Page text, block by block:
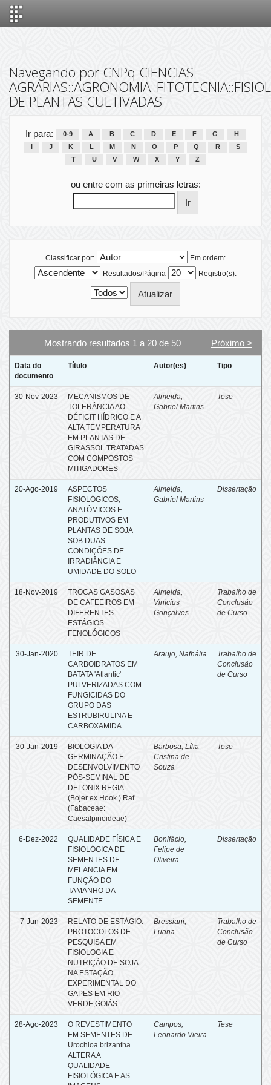
Navegando por CNPq CIENCIAS
DE PLANTAS CULTIVADAS
Ir para: 0-9 A B C D E F G
H
J K L M N O P Q R
S
T
U V W X Y Z
ou entre com as primeiras letras:
Classificar por:
Em ordem:
Resultados/Página
Registro(s):
Mostrando resultados 1 a 20 de 50 Próximo >
Data do
documento
Título Autor(es) Tipo
30-Nov-2023
MECANISMOS DE
TOLERÂNCIA AO
DÉFICIT HÍDRICO E A
ALTA TEMPERATURA
EM PLANTAS DE
GIRASSOL TRATADAS
COM COMPOSTOS
MITIGADORES
Almeida,
Gabriel Martins
Tese
20-Ago-2019
ASPECTOS
FISIOLÓGICOS,
ANATÔMICOS E
PRODUTIVOS EM
PLANTAS DE SOJA
SOB DUAS
CONDIÇÕES DE
IRRADIÂNCIA E
UMIDADE DO SOLO
Almeida,
Gabriel Martins
Dissertação
18-Nov-2019
TROCAS GASOSAS
DE CAFEEIROS EM
DIFERENTES
ESTÁGIOS
FENOLÓGICOS
Almeida,
Vinícius
Gonçalves
Trabalho de
Conclusão
de Curso
30-Jan-2020
TEIR DE
CARBOIDRATOS EM
BATATA 'Atlantic'
PULVERIZADAS COM
FUNGICIDAS DO
GRUPO DAS
ESTRUBIRULINA E
CARBOXAMIDA
Araujo, Nathália
Trabalho de
Conclusão
de Curso
30-Jan-2019
BIOLOGIA DA
GERMINAÇÃO E
DESENVOLVIMENTO
PÓS-SEMINAL DE
DELONIX REGIA
(Bojer ex Hook.) Raf.
(Fabaceae:
Caesalpinoideae)
Barbosa, Lília
Cristina de
Souza
Tese
6-Dez-2022
QUALIDADE FÍSICA E
FISIOLÓGICA DE
SEMENTES DE
MELANCIA EM
FUNÇÃO DO
TAMANHO DA
SEMENTE
Bonifácio,
Felipe de
Oliveira
Dissertação
7-Jun-2023
RELATO DE ESTÁGIO:
PROTOCOLOS DE
PESQUISA EM
FISIOLOGIA E
NUTRIÇÃO DE SOJA
NA ESTAÇÃO
EXPERIMENTAL DO
GAPES EM RIO
VERDE,GOIÁS
Bressiani,
Luana
Trabalho de
Conclusão
de Curso
28-Ago-2023
O REVESTIMENTO
EM SEMENTES DE
Urochloa brizantha
ALTERA A
QUALIDADE
FISIOLÓGICA E AS
Campos,
Leonardo Vieira
Tese